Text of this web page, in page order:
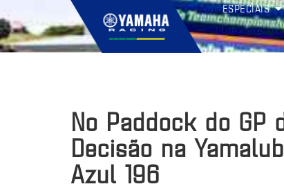
ESPECIAIS
No Paddock do
Decisão na
Azul 196